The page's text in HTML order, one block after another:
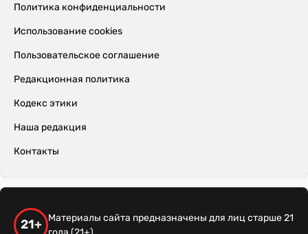
Политика конфиденциальности
Использование cookies
Пользовательское соглашение
Редакционная политика
Кодекс этики
Наша редакция
Контакты
21+
Материалы сайта предназначены для лиц старше 21